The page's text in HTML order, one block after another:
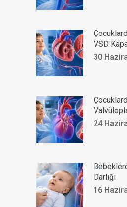
VSD
30
24
Darlığı
16